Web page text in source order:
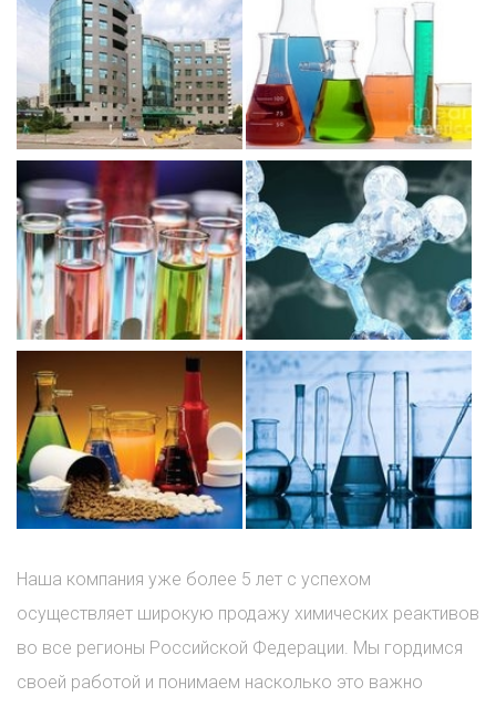
Наша компания уже более 5 лет с успехом
осуществляет широкую продажу химических реактивов
во все регионы Российской Федерации. Мы гордимся
своей работой и понимаем насколько это важно